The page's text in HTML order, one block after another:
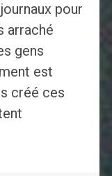
pour
arraché
gens
est
créé ces